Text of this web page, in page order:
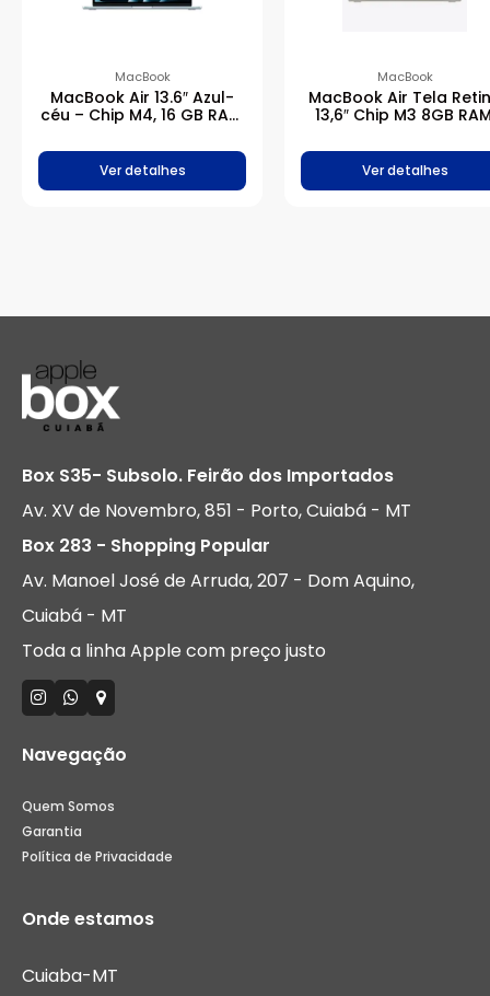
MacBook
MacBook Air 13.6″ Azul-
céu – Chip M4, 16 GB RAM,
Ver detalhes
MacBook
MacBook Air Tela
13,6″ Chip M3 8GB
Ver detalhes
Box S35- Subsolo. Feirão dos Importados
Av. XV de Novembro, 851 - Porto, Cuiabá - MT
Box 283 - Shopping Popular
Av. Manoel José de Arruda, 207 - Dom Aquino,
Cuiabá - MT
Toda a linha Apple com preço justo
Navegação
Quem Somos
Garantia
Política de Privacidade
Onde estamos
Cuiaba-MT